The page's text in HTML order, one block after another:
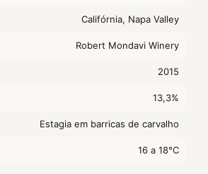
Califórnia, Napa Valley
Robert Mondavi Winery
2015
13,3%
Estagia em barricas de carvalho
16 a 18°C